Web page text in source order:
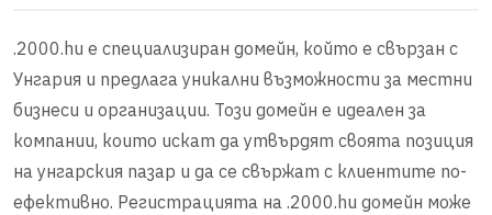
.2000.hu е специализиран домейн, който е свързан с
Унгария и предлага уникални възможности за местни
бизнеси и организации. Този домейн е идеален за
компании, които искат да утвърдят своята позиция
на унгарския пазар и да се свържат с клиентите по-
ефективно. Регистрацията на .2000.hu домейн може